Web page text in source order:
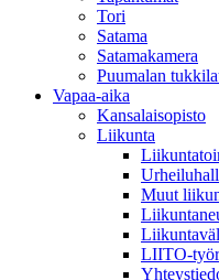
Tori
Satama
Satamakamera
Puumalan
Vapaa-aika
Kansalaisopisto
Liikunta
Muut
LIITO-